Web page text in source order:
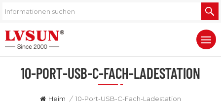
10-PORT-USB-C-FACH-LADESTATION
Heim / 10-Port-USB-C-Fach-Ladestation